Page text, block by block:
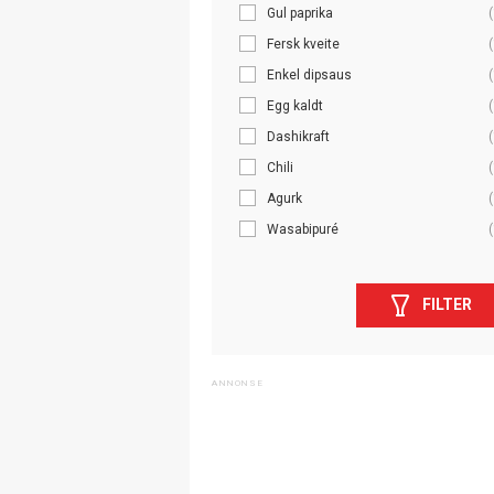
Gul paprika
Fersk kveite
Enkel dipsaus
Egg kaldt
Dashikraft
Chili
Agurk
Wasabipuré
FILTER